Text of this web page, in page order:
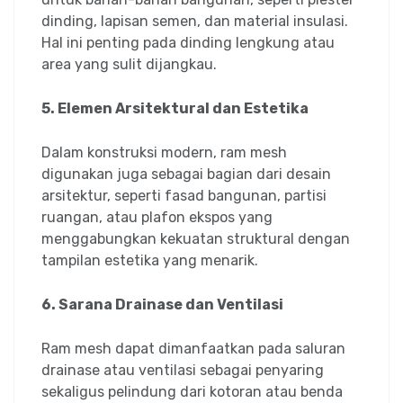
dinding, lapisan semen, dan material insulasi.
Hal ini penting pada dinding lengkung atau
area yang sulit dijangkau.
5. Elemen Arsitektural dan Estetika
Dalam konstruksi modern, ram mesh
digunakan juga sebagai bagian dari desain
arsitektur, seperti fasad bangunan, partisi
ruangan, atau plafon ekspos yang
menggabungkan kekuatan struktural dengan
tampilan estetika yang menarik.
6. Sarana Drainase dan Ventilasi
Ram mesh dapat dimanfaatkan pada saluran
drainase atau ventilasi sebagai penyaring
sekaligus pelindung dari kotoran atau benda